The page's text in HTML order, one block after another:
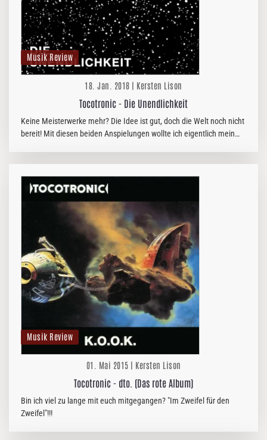
Musik Review
18. Jan. 2018 | Kersten Lison
Tocotronic - Die Unendlichkeit
Keine Meisterwerke mehr? Die Idee ist gut, doch die Welt noch nicht
bereit! Mit diesen beiden Anspielungen wollte ich eigentlich mein
Musik Review
01. Mai 2015 | Kersten Lison
Tocotronic - dto. (Das rote Album)
Bin ich viel zu lange mit euch mitgegangen? "Im Zweifel für den
Zweifel"!!!